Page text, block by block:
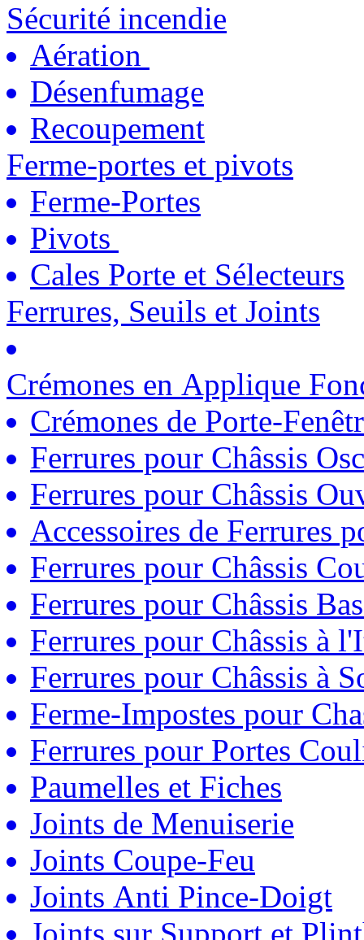
Sécurité incendie
Aération
Désenfumage
Recoupement
Ferme-portes et pivots
Ferme-Portes
Pivots
Cales Porte et Sélecteurs
Ferrures, Seuils et Joints
Crémones en Applique
Crémones de Porte-
Ferrures pour Châssis
Ferrures pour Châssis
Accessoires de Ferrures
Ferrures pour Châssis
Ferrures pour Châssis
Ferrures pour Châssis à
Ferrures pour Châssis à
Ferme-Impostes pour
Ferrures pour Portes
Paumelles et Fiches
Joints de Menuiserie
Joints Coupe-Feu
Joints Anti Pince-Doigt